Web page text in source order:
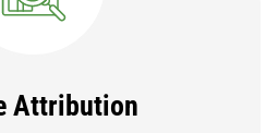
Attribution